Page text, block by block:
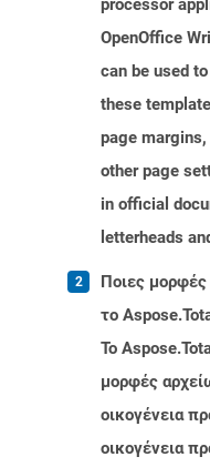
processor
OpenOffice
can be used
these
page
other page
in official
letterheads
Ποιες μορφές
το
Το
μορφές
οικογένεια
οικογένεια